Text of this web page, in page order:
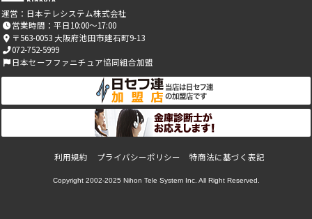
運営： 日本テレシステム株式会社
営業時間：平日10:00～17:00
〒563-0053 大阪府池田市建石町9-13
072-752-5999
日本セーフファニチュア協同組合加盟
利用規約 プライバシーポリシー 特商法に基づく表記
Copyright 2002-2025 Nihon Tele System Inc. All Right Reserved.